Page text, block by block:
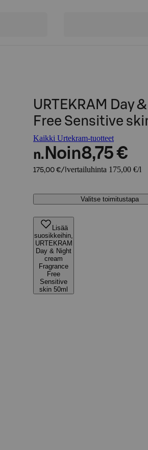
URTEKRAM Day
Free Sensitive
Kaikki Urtekram-tuotteet
n. Noin8,75 €
175,00 €/l vertailuhinta 175,00 €/l
Valitse toimitustapa
Lisää
suosikkeihin,
URTEKRAM
Day & Night
cream
Fragrance
Free
Sensitive
skin 50ml